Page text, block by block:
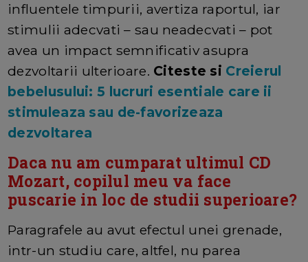
influentele timpurii, avertiza raportul, iar
stimulii adecvati – sau neadecvati – pot
avea un impact semnificativ asupra
dezvoltarii ulterioare. Citeste si Creierul
bebelusului: 5 lucruri esentiale care ii
stimuleaza sau de-favorizeaza
dezvoltarea
Daca nu am cumparat ultimul CD
Mozart, copilul meu va face
puscarie in loc de studii superioare?
Paragrafele au avut efectul unei grenade,
intr-un studiu care, altfel, nu parea